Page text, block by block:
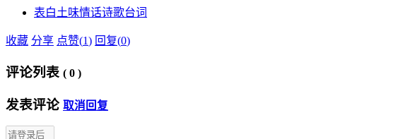
表白土味情话诗歌台词
收藏 分享 点赞(1) 回复(0)
评论列表 ( 0 )
发表评论 取消回复